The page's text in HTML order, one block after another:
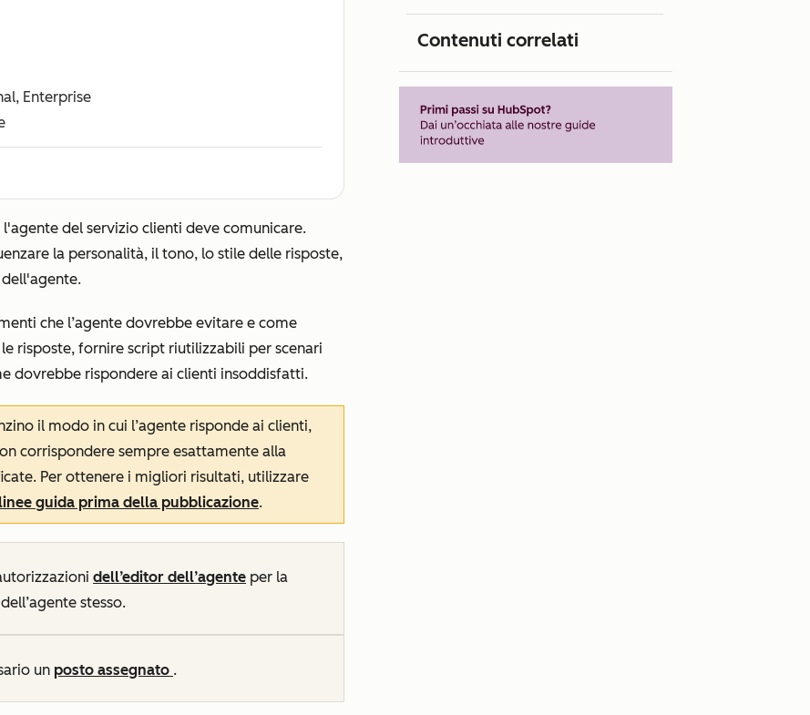
Enterprise
del servizio clienti deve comunicare.
la personalità, il tono, lo stile delle risposte,
che l’agente dovrebbe evitare e come
risposte, fornire script riutilizzabili per scenari
dovrebbe rispondere ai clienti insoddisfatti.
il modo in cui l’agente risponde ai clienti,
corrispondere sempre esattamente alla
Per ottenere i migliori risultati, utilizzare
guida prima della pubblicazione.
dell’editor dell’agente per la
stesso.
un posto assegnato .
Contenuti correlati